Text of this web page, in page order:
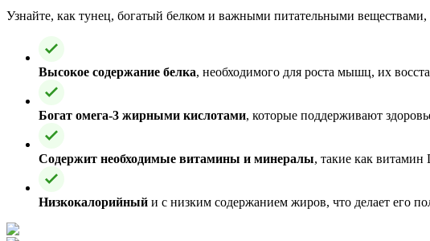
Узнайте, как тунец, богатый белком и важными питательными
Высокое содержание белка, необходимого для роста мышц, их
Богат омега-3 жирными кислотами, которые поддерживают
Содержит необходимые витамины и минералы, такие как
Низкокалорийный и с низким содержанием жиров, что делает его